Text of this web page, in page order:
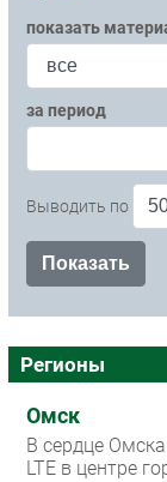
показать
за период
Выводить по
Регионы
Омск
В сердце
LTE в центре